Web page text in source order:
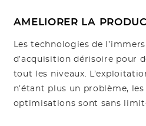
AMELIORER LA
Les technologies de
d’acquisition dérisoire pour
tout les niveaux.
n’étant plus un problème,
optimisations sont sans